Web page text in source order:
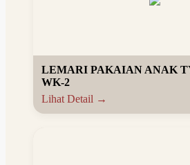
LEMARI PAKAIAN ANAK
WK-2
Lihat Detail →